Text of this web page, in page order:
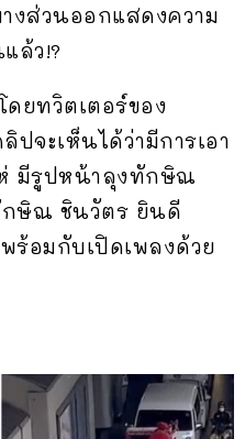
งส่วนออกแสดงความ
ล้ว!?
ยทวิตเตอร์ของ
ปจะเห็นได้ว่ามีการเอา
มีรูปหน้าลุงทักษิณ
กษิณ ชินวัตร ยินดี
อมกับเปิดเพลงด้วย